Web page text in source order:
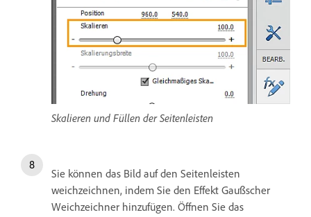
Skalieren und Füllen der Seitenleisten
Sie können das Bild auf den Seitenleisten
weichzeichnen, indem Sie den Effekt Gaußscher
Weichzeichner hinzufügen. Öffnen Sie das